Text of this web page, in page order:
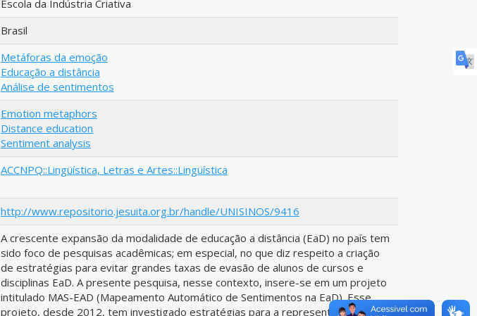
Escola da Indústria Criativa
Brasil
Metáforas da emoção
Educação a distância
Análise de sentimentos
Emotion metaphors
Distance education
Sentiment analysis
ACCNPQ::Lingüística, Letras e Artes::Lingüística
http://www.repositorio.jesuita.org.br/handle/UNISINOS/9416
A crescente expansão da modalidade de educação a distância (EaD) no país tem
sido foco de pesquisas acadêmicas; em especial, no que diz respeito a criação
de estratégias para evitar grandes taxas de evasão de alunos de cursos e
disciplinas EaD. A presente pesquisa, nesse contexto, insere-se em um projeto
intitulado MAS-EAD (Mapeamento Automático de Sentimentos na EaD). Esse
projeto, desde 2012, tem investigado estratégias para a representação